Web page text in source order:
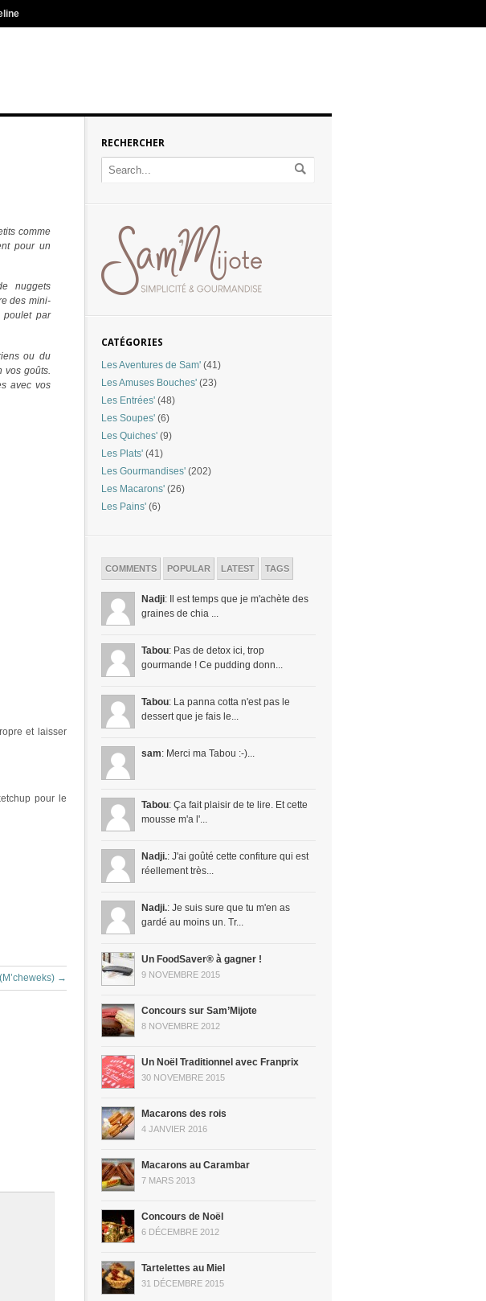
comme
pour un
nuggets
des mini-
par
ou du
vos goûts.
avec vos
et laisser
pour le
→
RECHERCHER
CATÉGORIES
Les Aventures de Sam' (41)
Les Amuses Bouches' (23)
Les Entrées' (48)
Les Soupes' (6)
Les Quiches' (9)
Les Plats' (41)
Les Gourmandises' (202)
Les Macarons' (26)
Les Pains' (6)
COMMENTS POPULAR LATEST TAGS
Nadji: Il est temps que je m'achète des
graines de chia ...
Tabou: Pas de detox ici, trop
gourmande ! Ce pudding donn...
Tabou: La panna cotta n'est pas le
dessert que je fais le...
sam: Merci ma Tabou :-)...
Tabou: Ça fait plaisir de te lire. Et cette
mousse m'a l'...
Nadji.: J'ai goûté cette confiture qui est
réellement très...
Nadji.: Je suis sure que tu m'en as
gardé au moins un. Tr...
Un FoodSaver® à gagner !
9 NOVEMBRE 2015
Concours sur Sam’Mijote
8 NOVEMBRE 2012
Un Noël Traditionnel avec Franprix
30 NOVEMBRE 2015
Macarons des rois
4 JANVIER 2016
Macarons au Carambar
7 MARS 2013
Concours de Noël
6 DÉCEMBRE 2012
Tartelettes au Miel
31 DÉCEMBRE 2015